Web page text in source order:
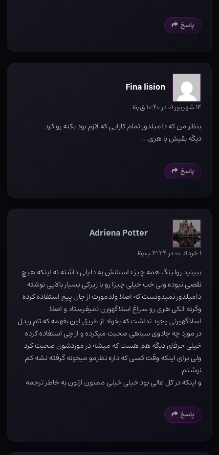
پاسخ
Fina lision
۱۴ شهریور ۰۱ در ۱۰:۴۰ ق٫ظ
بنظر من که دامبلدور تمام کارایی که لازم بود بکنه رو کرد
دیگه بقیش با هری…
پاسخ
Adriena Potter
۱ خرداد ۰۰ در ۳:۲۴ ب٫ظ
ببینید رولینگ همه چیز داستانش یه دلیلی داشته نه اینکه هیچ
نقصی نبوده ولی خب خیلی چیزا رو با زیرکی بسیار بالایی نوشته
دامبلدور نمیدونست که اصلا ولدمورت از جان پیچ استفاده کرده
وگرنه الکی هری رو سراغ اسلاگهورن نمیفرستاد و اصلا
اسلاگهورنی وجود نداشت که بخواد از طریق اون بفهمه که تام ریدل
در مورد چه جادوی سیاهی صحبت میکرده و از چی استفاده کرده
خیلی حرفای دیگه هم هست که میشه در موردشون صحبت کرد
ولی برای اینکه وقت کسی که داره نظرمو میخونه گرفته نشه کم
نوشتم
و اینکه در کل عالی بود خیلی خیلی ممنون ازتون به خاطر ترجمه
پاسخ